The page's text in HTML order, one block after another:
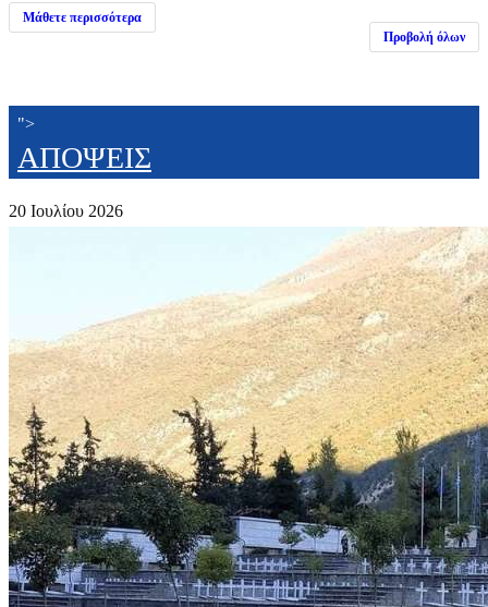
Μάθετε περισσότερα
Προβολή όλων
">
ΑΠΟΨΕΙΣ
20 Ιουλίου 2026